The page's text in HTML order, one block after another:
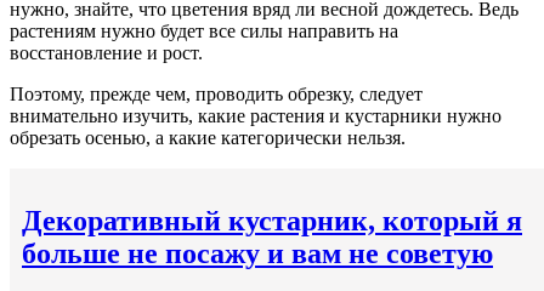
нужно, знайте, что цветения вряд ли весной дождетесь. Ведь
растениям нужно будет все силы направить на
восстановление и рост.
Поэтому, прежде чем, проводить обрезку, следует
внимательно изучить, какие растения и кустарники нужно
обрезать осенью, а какие категорически нельзя.
Декоративный кустарник, который я
больше не посажу и вам не советую